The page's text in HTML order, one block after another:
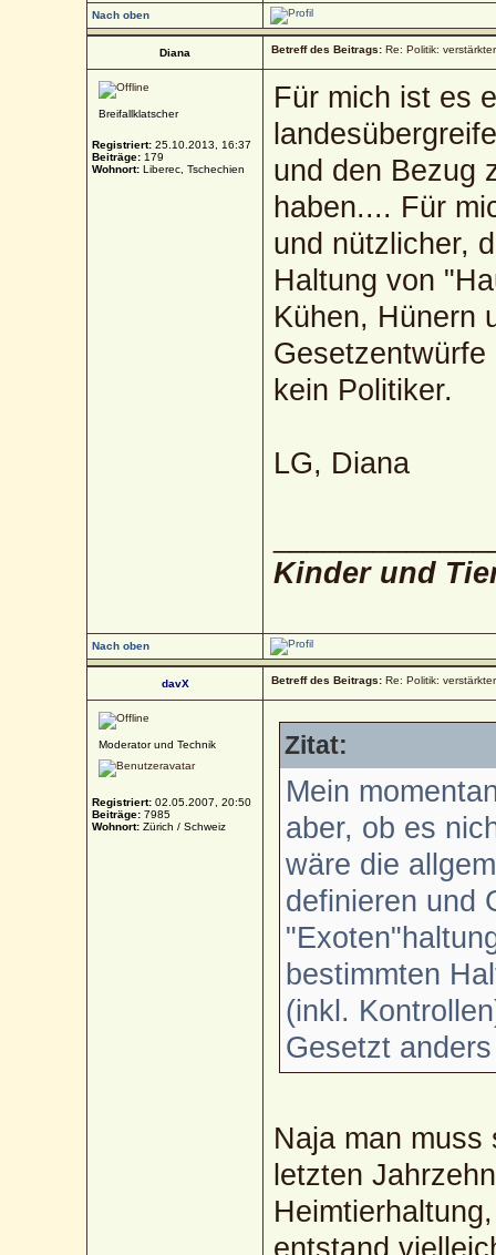
Nach oben
Diana Betreff des Beitrags: Re: Politik:
Breifallklatscher
Registriert: 25.10.2013, 16:37
Beiträge: 179
Wohnort: Liberec, Tschechien
Für mich ist es
und den Bezug
haben.... Für
und nützlicher,
Haltung von
Kühen, Hünern
kein Politiker.
LG, Diana
Kinder und
Nach oben
davX Betreff des Beitrags: Re: Politik:
Moderator und Technik
Registriert: 02.05.2007, 20:50
Beiträge: 7985
Wohnort: Zürich / Schweiz
Zitat:
Mein
aber, ob es
wäre die
definieren und
bestimmten
(inkl.
Gesetzt
Naja man
letzten
entstand